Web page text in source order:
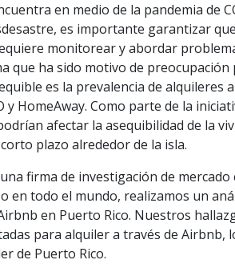
en medio de la pandemia de
es importante garantizar
monitorear y abordar
que ha sido motivo de
es la prevalencia de alquileres
y HomeAway. Como parte de la
afectar la asequibilidad de la
plazo alrededor de la isla.
firma de investigación de
en todo el mundo, realizamos un
en Puerto Rico. Nuestros
para alquiler a través de Airbnb,
de Puerto Rico.